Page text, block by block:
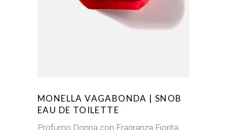
MONELLA VAGABONDA | SNOB
EAU DE TOILETTE
Profumo Donna con Fragranza Fiorita,